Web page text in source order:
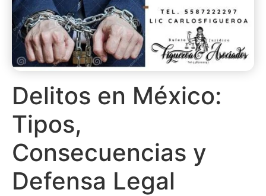
Delitos en México:
Tipos,
Consecuencias y
Defensa Legal